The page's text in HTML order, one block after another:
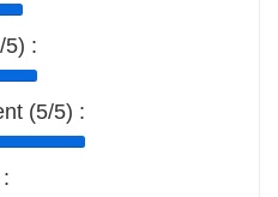
5) :
(5/5) :